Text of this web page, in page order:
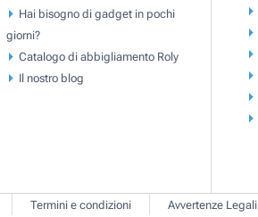
Hai bisogno di gadget in pochi
giorni?
Catalogo di abbigliamento Roly
Il nostro blog
Termini e condizioni Avvertenze Legali